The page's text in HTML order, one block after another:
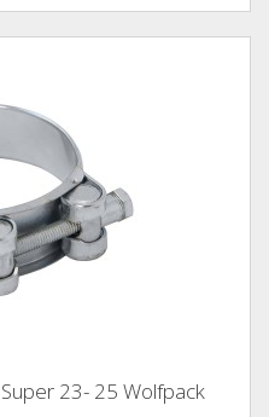
23- 25 Wolfpack